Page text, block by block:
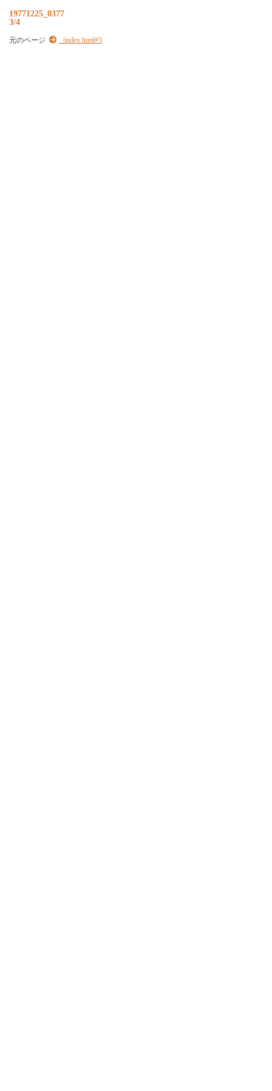
19771225_0377
3/4
元のページ ../index.html#3